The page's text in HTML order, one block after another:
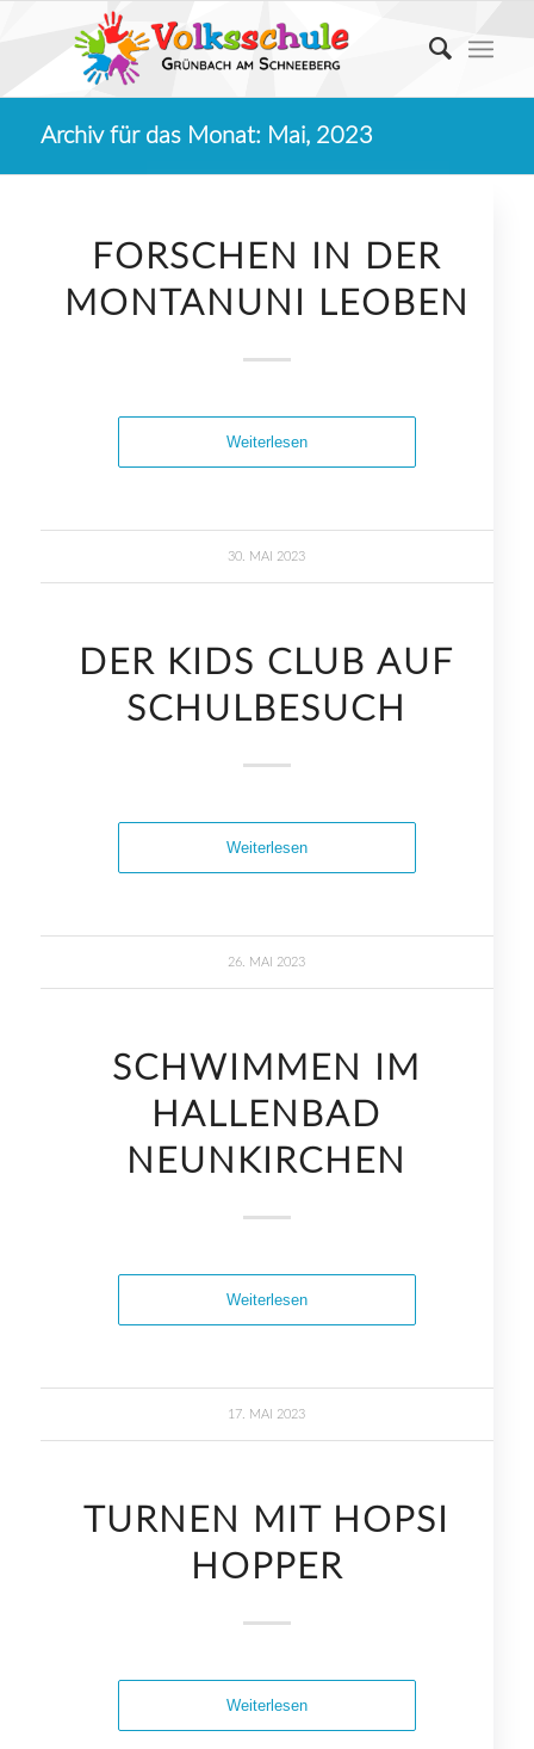
Archiv für das Monat: Mai, 2023
FORSCHEN IN DER
MONTANUNI LEOBEN
Weiterlesen
30. MAI 2023
DER KIDS CLUB AUF
SCHULBESUCH
Weiterlesen
26. MAI 2023
SCHWIMMEN IM
HALLENBAD
NEUNKIRCHEN
Weiterlesen
17. MAI 2023
TURNEN MIT HOPSI
HOPPER
Weiterlesen